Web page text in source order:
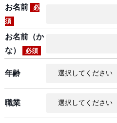
お名前
必
須
お名前（か
な）
必須
年齢
職業